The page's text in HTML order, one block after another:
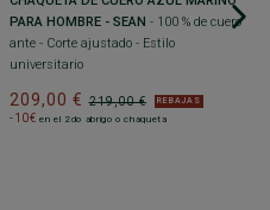
PARA HOMBRE - SEAN - 100 % de cuero
ante - Corte ajustado - Estilo
universitario
219,00 €
209,00 € REBAJAS
-10€ en el 2do abrigo o chaqueta